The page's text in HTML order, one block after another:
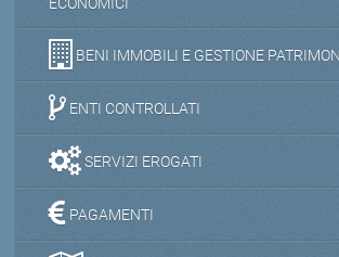
BENI IMMOBILI E GESTIONE
ENTI CONTROLLATI
SERVIZI EROGATI
PAGAMENTI